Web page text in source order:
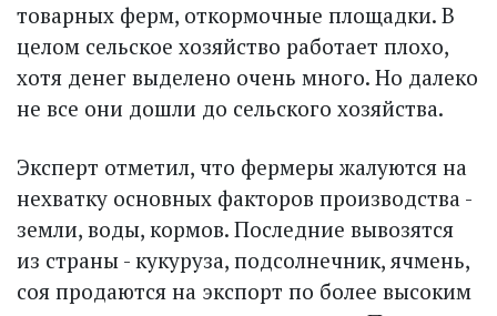
товарных ферм, откормочные площадки. В
целом сельское хозяйство работает плохо,
хотя денег выделено очень много. Но далеко
не все они дошли до сельского хозяйства.
Эксперт отметил, что фермеры жалуются на
нехватку основных факторов производства -
земли, воды, кормов. Последние вывозятся
из страны - кукуруза, подсолнечник, ячмень,
соя продаются на экспорт по более высоким